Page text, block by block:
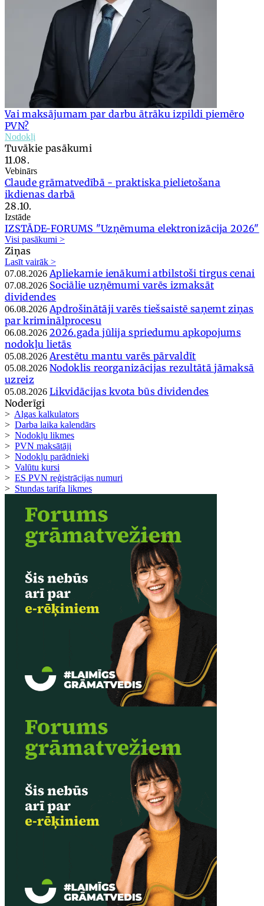
Vai maksājumam par darbu ātrāku izpildi piemēro
PVN?
Nodokļi
Tuvākie pasākumi
11.08.
Vebinārs
Claude grāmatvedībā - praktiska pielietošana
ikdienas darbā
28.10.
Izstāde
IZSTĀDE-FORUMS "Uzņēmuma elektronizācija 2026"
Visi pasākumi >
Ziņas
Lasīt vairāk >
07.08.2026 Apliekamie ienākumi atbilstoši tirgus cenai
07.08.2026 Sociālie uzņēmumi varēs izmaksāt
dividendes
06.08.2026 Apdrošinātāji varēs tiešsaistē saņemt ziņas
par kriminālprocesu
06.08.2026 2026.gada jūlija spriedumu apkopojums
nodokļu lietās
05.08.2026 Arestētu mantu varēs pārvaldīt
05.08.2026 Nodoklis reorganizācijas rezultātā jāmaksā
uzreiz
05.08.2026 Likvidācijas kvota būs dividendes
Noderīgi
> Algas kalkulators
> Darba laika kalendārs
> Nodokļu likmes
> PVN maksātāji
> Nodokļu parādnieki
> Valūtu kursi
> ES PVN reģistrācijas numuri
> Stundas tarifa likmes